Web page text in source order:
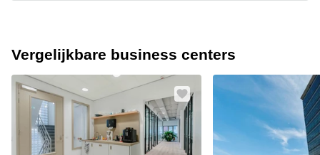
Vergelijkbare business centers